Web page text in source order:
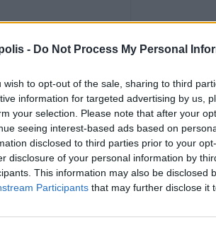
- Do Not Process My Personal
wish to opt-out of the sale, sharing to third
information for targeted advertising by us,
your selection. Please note that after your
seeing interest-based ads based on
disclosed to third parties prior to your
disclosure of your personal information by
This information may also be disclosed
Participants that may further disclose it
Ντάντος